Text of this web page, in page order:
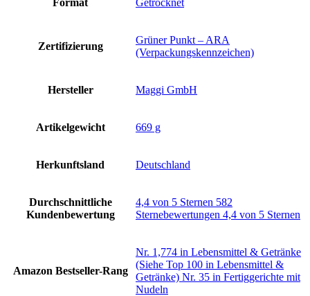
Format ‎Getrocknet
Zertifizierung
‎Grüner Punkt – ARA
(Verpackungskennzeichen)
Hersteller ‎Maggi GmbH
Artikelgewicht ‎669 g
Herkunftsland ‎Deutschland
Durchschnittliche
Kundenbewertung
4,4 von 5 Sternen 582
Sternebewertungen 4,4 von 5 Sternen
Amazon Bestseller-Rang
Nr. 1,774 in Lebensmittel & Getränke
(Siehe Top 100 in Lebensmittel &
Getränke) Nr. 35 in Fertiggerichte mit
Nudeln